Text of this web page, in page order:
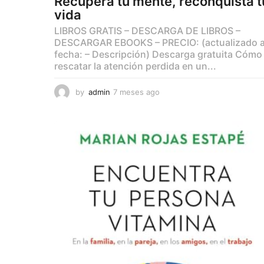
vida
LIBROS GRATIS – DESCARGA DE LIBROS –
DESCARGAR EBOOKS – PRECIO: (actualizado a
fecha: – Descripción) Descarga gratuita Cómo
rescatar la atención perdida en un...
by admin 7 meses ago
e
g
o